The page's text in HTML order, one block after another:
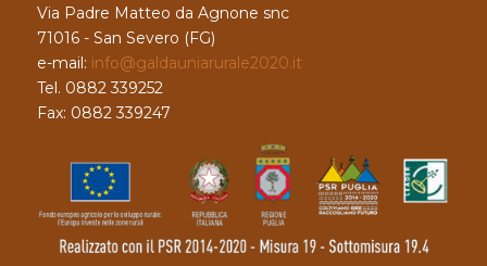
Via Padre Matteo da Agnone snc
71016 - San Severo (FG)
e-mail: info@galdauniarurale2020.it
Tel. 0882 339252
Fax: 0882 339247